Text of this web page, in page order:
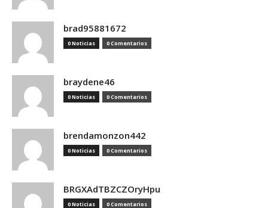
brad95881672
0 Noticias 0 Comentarios
braydene46
0 Noticias 0 Comentarios
brendamonzon442
0 Noticias 0 Comentarios
BRGXAdTBZCZOryHpu
0 Noticias 0 Comentarios